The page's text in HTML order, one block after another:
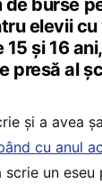
de burse
elevii
15 și 16
presă al
și a avea
cu anul
un eseu